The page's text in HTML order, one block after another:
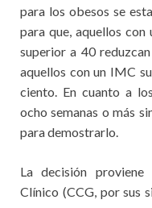
para los obesos se
para que, aquellos
superior a 40
aquellos con un IMC
ciento. En cuanto a
ocho semanas o más
para demostrarlo.
La decisión
Clínico (CCG, por sus